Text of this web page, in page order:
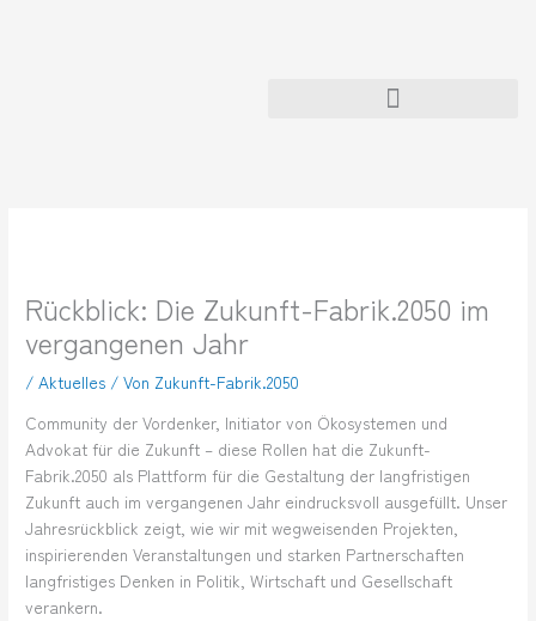
Rückblick: Die Zukunft-Fabrik.2050 im
vergangenen Jahr
/Aktuelles / Von Zukunft-Fabrik.2050
Community der Vordenker, Initiator von Ökosystemen und
Advokat für die Zukunft – diese Rollen hat die Zukunft-
Fabrik.2050 als Plattform für die Gestaltung der langfristigen
Zukunft auch im vergangenen Jahr eindrucksvoll ausgefüllt. Unser
Jahresrückblick zeigt, wie wir mit wegweisenden Projekten,
inspirierenden Veranstaltungen und starken Partnerschaften
langfristiges Denken in Politik, Wirtschaft und Gesellschaft
verankern.